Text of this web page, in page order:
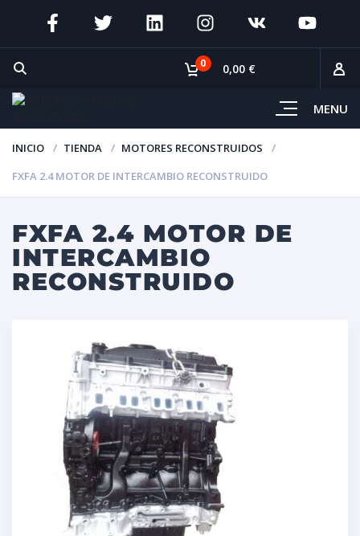
MENU
0 0,00 €
INICIO TIENDA
MOTORES RECONSTRUIDOS
FXFA 2.4 MOTOR DE INTERCAMBIO RECONSTRUIDO
FXFA 2.4 MOTOR DE
INTERCAMBIO
RECONSTRUIDO